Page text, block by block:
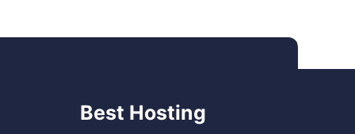
Best Hosting